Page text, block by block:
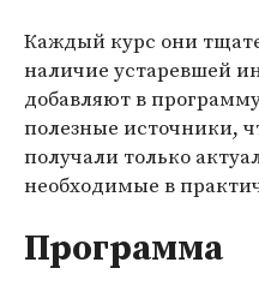
Каждый курс они
наличие устаревшей
добавляют в
полезные источники,
получали только
необходимые в
Программа